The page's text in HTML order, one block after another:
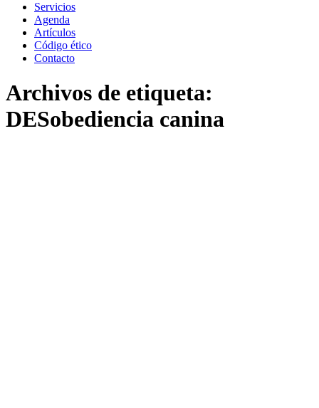
opens
in
new
window
opens
in
new
window
opens
in
new
window
opens
in
new
window
Servicios
Agenda
Artículos
Código ético
Contacto
Archivos de etiqueta:
DESobediencia canina